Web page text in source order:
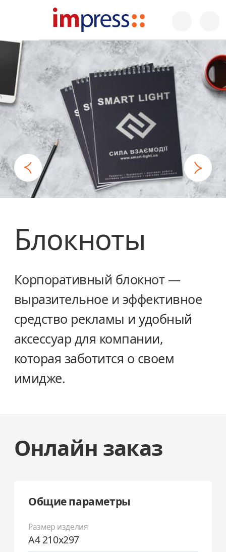
Блокноты
Корпоративный блокнот —
выразительное и эффективное
средство рекламы и удобный
аксессуар для компании,
которая заботится о своем
имидже.
Онлайн заказ
Общие параметры
Размер изделия
A4 210х297